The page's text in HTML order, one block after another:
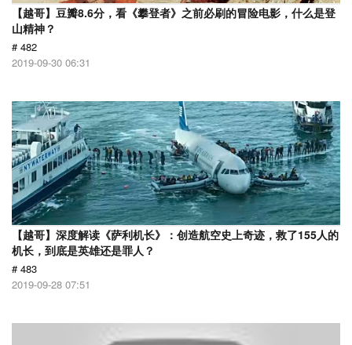
【越哥】豆瓣8.6分，看《攀登者》之前必刷的冒险电影，什么是登
山精神？
# 482
2019-09-30 06:31
【越哥】深度解读《萨利机长》：创造航空史上奇迹，救了155人的
机长，到底是英雄还是罪人？
# 483
2019-09-28 07:51